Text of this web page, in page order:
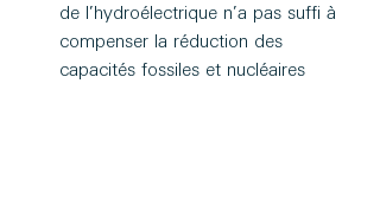
de l’hydroélectrique n’a pas suffi à
compenser la réduction des
capacités fossiles et nucléaires